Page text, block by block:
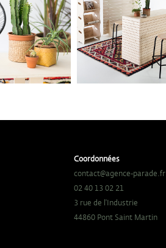
Coordonnées
contact@agence-parade.fr
02 40 13 02 21
3 rue de l'Industrie
44860 Pont Saint Martin